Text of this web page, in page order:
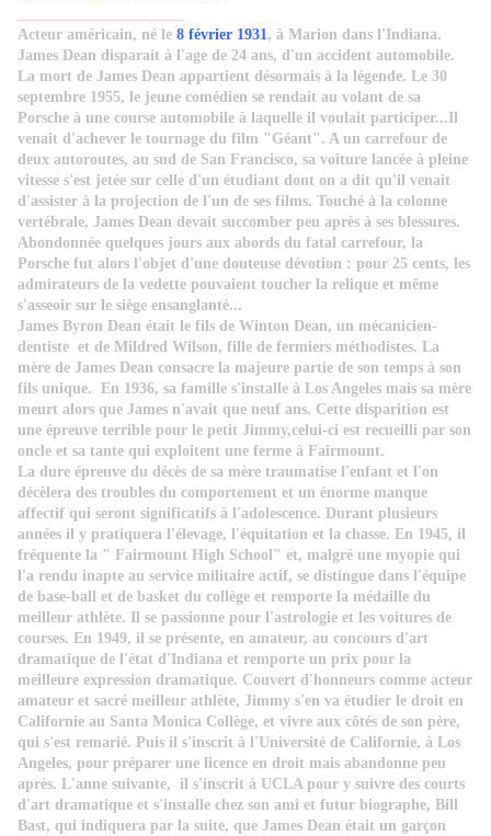
Acteur américain, né le 8 février 1931, à Marion dans l'Indiana.
James Dean disparait à l'age de 24 ans, d'un accident automobile.
La mort de James Dean appartient désormais à la légende. Le 30
septembre 1955, le jeune comédien se rendait au volant de sa
Porsche à une course automobile à laquelle il voulait participer...Il
venait d'achever le tournage du film "Géant". A un carrefour de
deux autoroutes, au sud de San Francisco, sa voiture lancée à pleine
vitesse s'est jetée sur celle d'un étudiant dont on a dit qu'il venait
d'assister à la projection de l'un de ses films. Touché à la colonne
vertébrale, James Dean devait succomber peu après à ses blessures.
Abondonnée quelques jours aux abords du fatal carrefour, la
Porsche fut alors l'objet d'une douteuse dévotion : pour 25 cents, les
admirateurs de la vedette pouvaient toucher la relique et même
s'asseoir sur le siège ensanglanté...
James Byron Dean était le fils de Winton Dean, un mécanicien-
dentiste et de Mildred Wilson, fille de fermiers méthodistes. La
mère de James Dean consacre la majeure partie de son temps à son
fils unique. En 1936, sa famille s'installe à Los Angeles mais sa mère
meurt alors que James n'avait que neuf ans. Cette disparition est
une épreuve terrible pour le petit Jimmy,celui-ci est recueilli par son
oncle et sa tante qui exploitent une ferme à Fairmount.
La dure épreuve du décès de sa mère traumatise l'enfant et l'on
décèlera des troubles du comportement et un énorme manque
affectif qui seront significatifs à l'adolescence. Durant plusieurs
années il y pratiquera l'élevage, l'équitation et la chasse. En 1945, il
fréquente la " Fairmount High School" et, malgré une myopie qui
l'a rendu inapte au service militaire actif, se distingue dans l'équipe
de base-ball et de basket du collège et remporte la médaille du
meilleur athlète. Il se passionne pour l'astrologie et les voitures de
courses. En 1949, il se présente, en amateur, au concours d'art
dramatique de l'état d'Indiana et remporte un prix pour la
meilleure expression dramatique. Couvert d'honneurs comme acteur
amateur et sacré meilleur athlète, Jimmy s'en va étudier le droit en
Californie au Santa Monica Collège, et vivre aux côtés de son père,
qui s'est remarié. Puis il s'inscrit à l'Université de Californie, à Los
Angeles, pour préparer une licence en droit mais abandonne peu
après. L'anne suivante, il s'inscrit à UCLA pour y suivre des courts
d'art dramatique et s'installe chez son ami et futur biographe, Bill
Bast, qui indiquera par la suite, que James Dean était un garçon